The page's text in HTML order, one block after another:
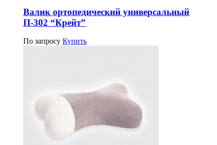
Валик ортопедический универсальный
П-302 “Крейт”
По запросу Купить